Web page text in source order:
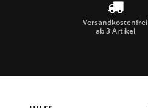
Versandkostenfrei
ab 3 Artikel